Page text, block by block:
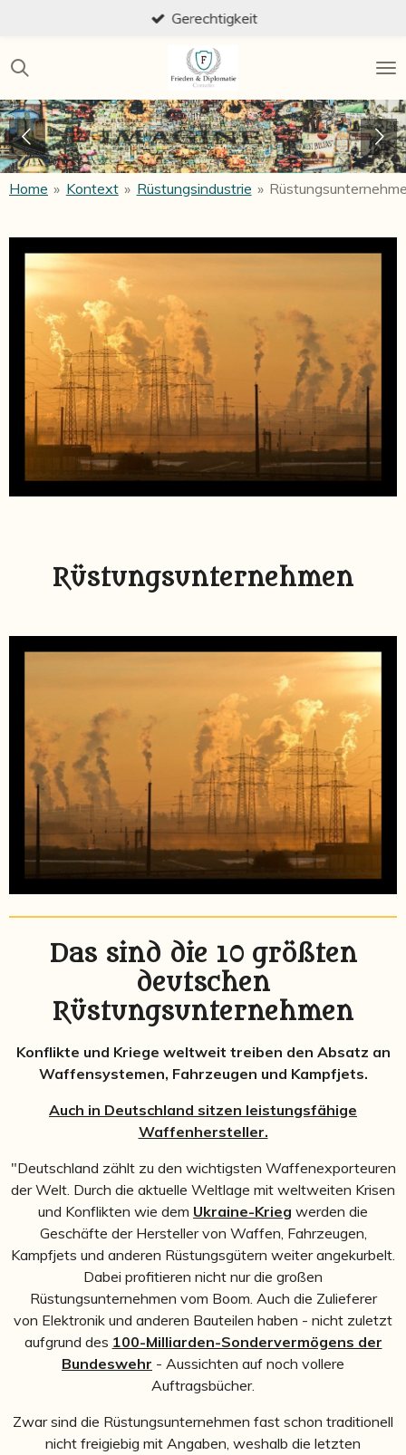
springen
Gerechtigkeit
Home » Kontext » Rüstungsindustrie »
Rüstungsunternehmen
Das sind die 10 größten
deutschen
Rüstungsunternehmen
Konflikte und Kriege weltweit treiben den Absatz an
Waffensystemen, Fahrzeugen und Kampfjets.
Auch in Deutschland sitzen leistungsfähige
Waffenhersteller.
"Deutschland zählt zu den wichtigsten Waffenexporteuren
der Welt. Durch die aktuelle Weltlage mit weltweiten Krisen
und Konflikten wie dem Ukraine-Krieg werden die
Geschäfte der Hersteller von Waffen, Fahrzeugen,
Kampfjets und anderen Rüstungsgütern weiter angekurbelt.
Dabei profitieren nicht nur die großen
Rüstungsunternehmen vom Boom. Auch die Zulieferer
von Elektronik und anderen Bauteilen haben - nicht zuletzt
aufgrund des 100-Milliarden-Sondervermögens der
Bundeswehr - Aussichten auf noch vollere
Auftragsbücher.
Zwar sind die Rüstungsunternehmen fast schon traditionell
nicht freigiebig mit Angaben, weshalb die letzten